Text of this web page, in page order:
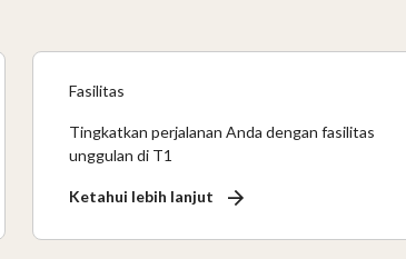
Fasilitas
Tingkatkan perjalanan Anda dengan fasilitas
unggulan di T1
Ketahui lebih lanjut